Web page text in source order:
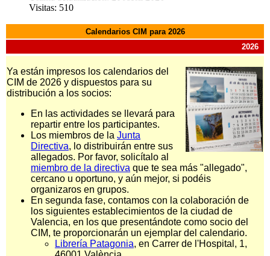
Visitas: 510
Calendarios CIM para 2026
2026
Ya están impresos los calendarios del
CIM de 2026 y dispuestos para su
distribución a los socios:
En las actividades se llevará para
repartir entre los participantes.
Los miembros de la Junta
Directiva, lo distribuirán entre sus
allegados. Por favor, solicítalo al
miembro de la directiva que te sea más "allegado",
cercano u oportuno, y aún mejor, si podéis
organizaros en grupos.
En segunda fase, contamos con la colaboración de
los siguientes establecimientos de la ciudad de
Valencia, en los que presentándote como socio del
CIM, te proporcionarán un ejemplar del calendario.
Librería Patagonia, en Carrer de l'Hospital, 1,